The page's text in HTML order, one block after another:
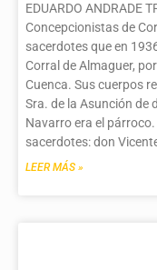
EDUARDO ANDRADE
Concepcionistas de
sacerdotes que en
Corral de Almaguer,
Cuenca. Sus cuerpos
Sra. de la Asunción de
Navarro era el
sacerdotes: don
LEER MÁS »